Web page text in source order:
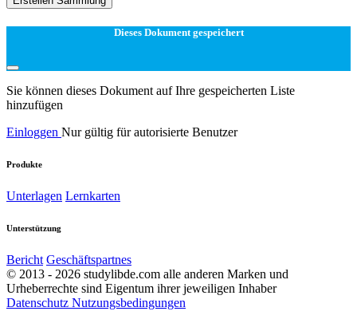
Dieses Dokument gespeichert
Sie können dieses Dokument auf Ihre gespeicherten Liste
hinzufügen
Einloggen Nur gültig für autorisierte Benutzer
Produkte
Unterlagen Lernkarten
Unterstützung
Bericht Geschäftspartnes
© 2013 - 2026 studylibde.com alle anderen Marken und
Urheberrechte sind Eigentum ihrer jeweiligen Inhaber
Datenschutz Nutzungsbedingungen